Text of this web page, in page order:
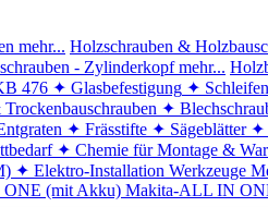
mehr... Holzschrauben &
- Zylinderkopf mehr...
476 ✦ Glasbefestigung ✦
✦
✦ Frässtifte ✦ Sägeblätter ✦
✦ Chemie für Montage &
✦ Elektro-Installation Werkzeuge
(mit Akku) Makita-ALL IN